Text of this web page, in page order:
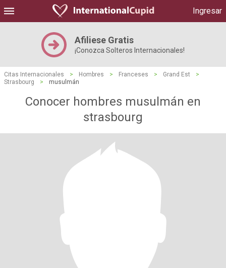
Ingresar
Afiliese Gratis
¡Conozca Solteros Internacionales!
Citas Internacionales > Hombres > Franceses > Grand Est
>
Strasbourg
> musulmán
Conocer hombres musulmán en
strasbourg